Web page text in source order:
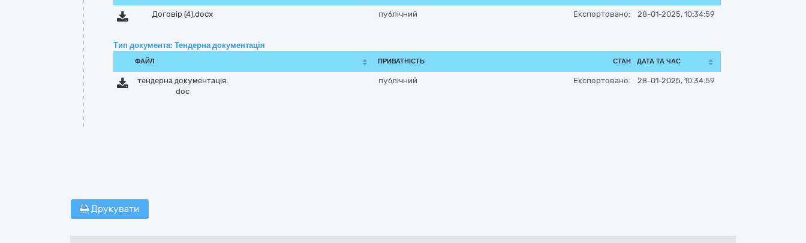
Договір (4).docx публічний Експортовано: 28-01-2025, 10:34:59
Тип документа: Тендерна документація
ФАЙЛ ПРИВАТНІСТЬ СТАН ДАТА ТА ЧАС
тендерна документація.
doc
публічний Експортовано: 28-01-2025, 10:34:59
Друкувати